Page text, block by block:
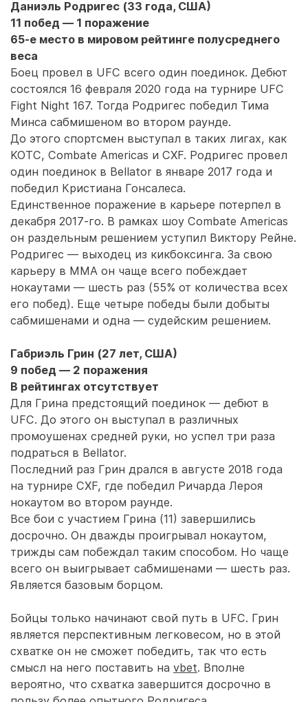
Даниэль Родригес (33 года, США)
11 побед — 1 поражение
65-е место в мировом рейтинге полусреднего
веса
Боец провел в UFC всего один поединок. Дебют
состоялся 16 февраля 2020 года на турнире UFC
Fight Night 167. Тогда Родригес победил Тима
Минса сабмишеном во втором раунде.
До этого спортсмен выступал в таких лигах, как
KOTC, Combate Americas и CXF. Родригес провел
один поединок в Bellator в январе 2017 года и
победил Кристиана Гонсалеса.
Единственное поражение в карьере потерпел в
декабря 2017-го. В рамках шоу Combate Americas
он раздельным решением уступил Виктору Рейне.
Родригес — выходец из кикбоксинга. За свою
карьеру в ММА он чаще всего побеждает
нокаутами — шесть раз (55% от количества всех
его побед). Еще четыре победы были добыты
сабмишенами и одна — судейским решением.
Габриэль Грин (27 лет, США)
9 побед — 2 поражения
В рейтингах отсутствует
Для Грина предстоящий поединок — дебют в
UFC. До этого он выступал в различных
промоушенах средней руки, но успел три раза
подраться в Bellator.
Последний раз Грин дрался в августе 2018 года
на турнире CXF, где победил Ричарда Лероя
нокаутом во втором раунде.
Все бои с участием Грина (11) завершились
досрочно. Он дважды проигрывал нокаутом,
трижды сам побеждал таким способом. Но чаще
всего он выигрывает сабмишенами — шесть раз.
Является базовым борцом.
Бойцы только начинают свой путь в UFC. Грин
является перспективным легковесом, но в этой
схватке он не сможет победить, так что есть
смысл на него поставить на vbet. Вполне
вероятно, что схватка завершится досрочно в